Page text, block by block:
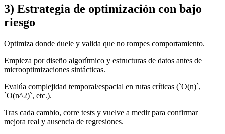
3) Estrategia de optimización con bajo
riesgo
Optimiza donde duele y valida que no rompes comportamiento.
Empieza por diseño algorítmico y estructuras de datos antes de
microoptimizaciones sintácticas.
Evalúa complejidad temporal/espacial en rutas críticas (`O(n)`,
`O(n^2)`, etc.).
Tras cada cambio, corre tests y vuelve a medir para confirmar
mejora real y ausencia de regresiones.